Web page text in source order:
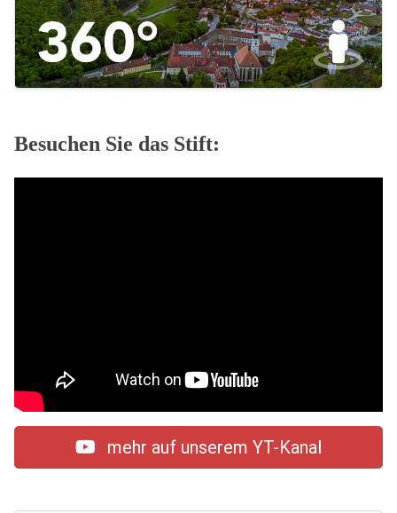
Besuchen Sie das Stift:
mehr auf unserem YT-Kanal